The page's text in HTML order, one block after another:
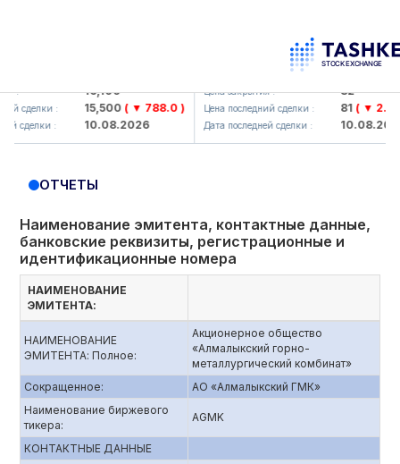
16,100
: 15,500( ▼ 788.0 )
: 10.08.2026
KFSK (<Kafolat sug'urta
Цена закрытия : 82
Цена последний сделки : ( ▼ 2.91 )
Дата последней сделки : 10.08.2026
ОТЧЕТЫ
Наименование эмитента, контактные данные,
банковские реквизиты, регистрационные и
идентификационные номера
НАИМЕНОВАНИЕ
ЭМИТЕНТА:
НАИМЕНОВАНИЕ
ЭМИТЕНТА: Полное:
Акционерное общество
«Алмалыкский горно-
металлургический комбинат»
Сокращенное:
АО «Алмалыкский ГМК»
Наименование биржевого
тикера:
AGMK
КОНТАКТНЫЕ ДАННЫЕ